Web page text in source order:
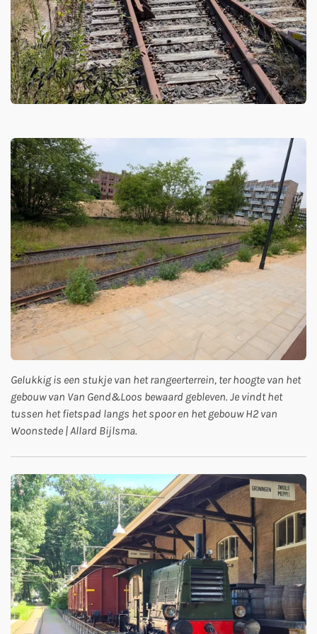
Gelukkig is een stukje van het rangeerterrein, ter hoogte van het
gebouw van Van Gend&Loos bewaard gebleven. Je vindt het
tussen het fietspad langs het spoor en het gebouw H2 van
Woonstede | Allard Bijlsma.